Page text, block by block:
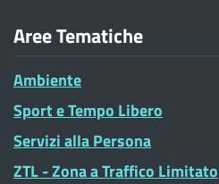
Aree Tematiche
Ambiente
Sport e Tempo Libero
Servizi alla Persona
ZTL - Zona a Traffico Limitato